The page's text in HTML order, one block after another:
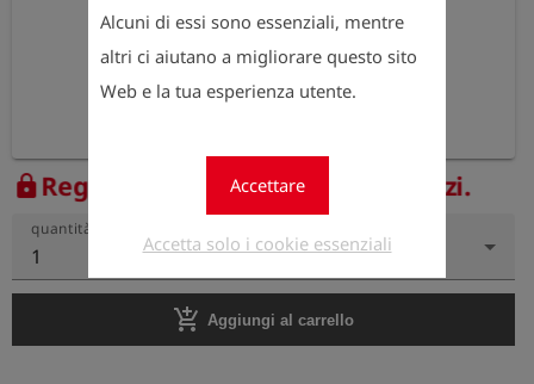
Alcuni di essi sono essenziali, mentre
altri ci aiutano a migliorare questo sito
Web e la tua esperienza utente.
Accettare
Accetta solo i cookie essenziali
lock Registrati ora per vedere i prezzi.
quantità
1
add_shopping_cart Aggiungi al carrello